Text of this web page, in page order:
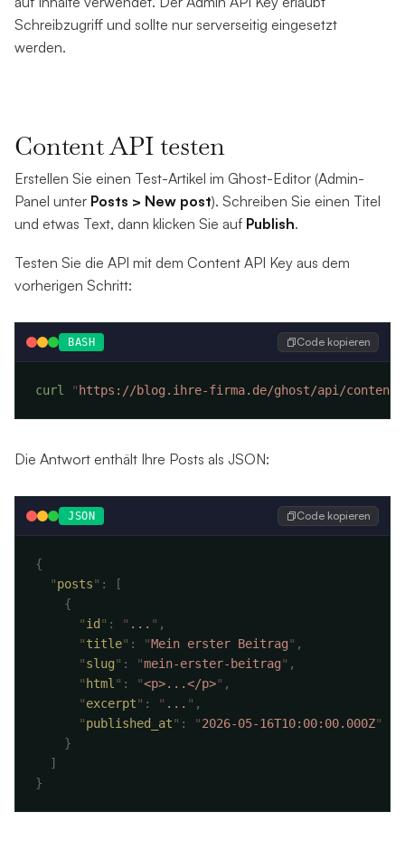
Schreibzugriff und sollte nur serverseitig eingesetzt
werden.
Content API testen
Erstellen Sie einen Test-Artikel im Ghost-Editor (Admin-
Panel unter Posts > New post). Schreiben Sie einen Titel
und etwas Text, dann klicken Sie auf Publish.
Testen Sie die API mit dem Content API Key aus dem
vorherigen Schritt:
BASH Code kopieren
curl " https://blog.ihre-firma.de/ghost/api/content/
Die Antwort enthält Ihre Posts als JSON:
JSON Code kopieren
  "
posts" :
      "
id " : " ... "
      "
title" : "Mein erster Beitrag"
      "
slug" : "mein-erster-beitrag"
      "
html " : "<p>...</p>"
      "
excerpt" : " ... "
      "
published_at" : "2026-05-16T10:00:00.000Z